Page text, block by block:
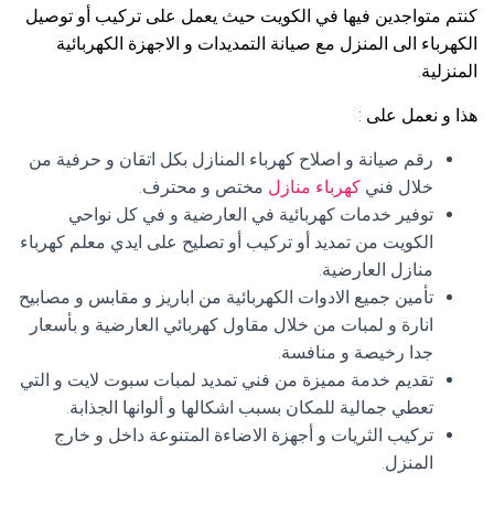
كنتم متواجدين فيها في الكويت حيث يعمل على تركيب أو توصيل
الكهرباء الى المنزل مع صيانة التمديدات و الاجهزة الكهربائية
المنزلية.
هذا و نعمل على :
رقم صيانة و اصلاح كهرباء المنازل بكل اتقان و حرفية من
خلال فني كهرباء منازل مختص و محترف.
توفير خدمات كهربائية في العارضية و في كل نواحي
الكويت من تمديد أو تركيب أو تصليح على ايدي معلم كهرباء
منازل العارضية.
تأمين جميع الادوات الكهربائية من اباريز و مقابس و مصابيح
انارة و لمبات من خلال مقاول كهربائي العارضية و بأسعار
جدا رخيصة و منافسة.
تقديم خدمة مميزة من فني تمديد لمبات سبوت لايت و التي
تعطي جمالية للمكان بسبب اشكالها و ألوانها الجذابة.
تركيب الثريات و أجهزة الاضاءة المتنوعة داخل و خارج
المنزل.